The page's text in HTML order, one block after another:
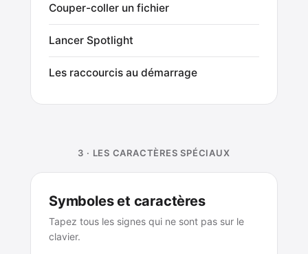
Couper-coller un fichier
Lancer Spotlight
Les raccourcis au démarrage
3 · LES CARACTÈRES SPÉCIAUX
Symboles et caractères
Tapez tous les signes qui ne sont pas sur le
clavier.